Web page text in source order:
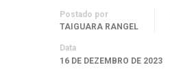
Postado por
TAIGUARA RANGEL
Data
16 DE DEZEMBRO DE 2023